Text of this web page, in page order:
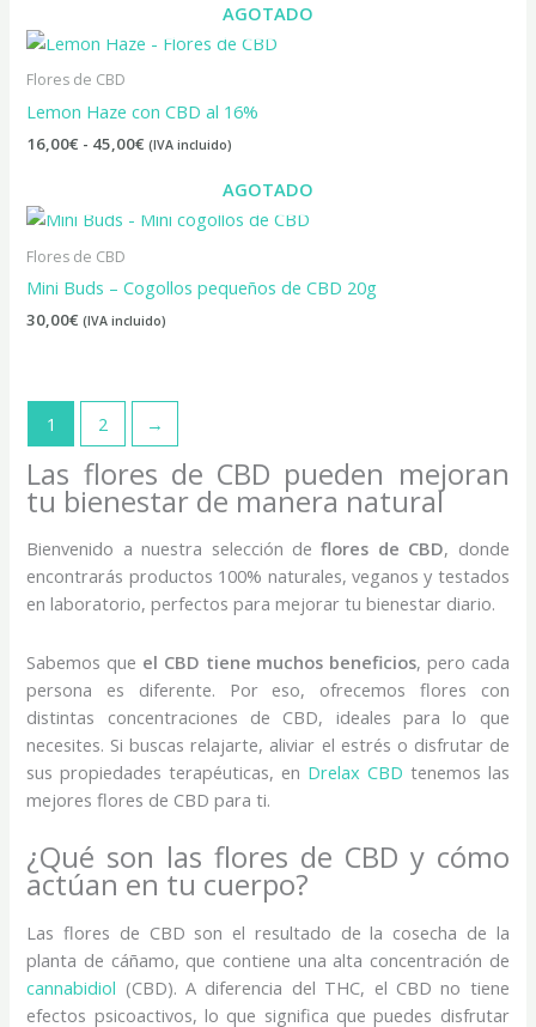
AGOTADO
Flores de CBD
Lemon Haze con CBD al 16%
16,00€ - 45,00€
Rango
16,00€
hasta
(IVA incluido)
AGOTADO
Flores de CBD
Mini Buds – Cogollos pequeños de CBD 20g
30,00€ (IVA incluido)
1 2 →
Las flores de CBD pueden mejoran
tu bienestar de manera natural
Bienvenido a nuestra selección deflores de CBD, donde
encontrarás productos 100% naturales, veganos y testados
en laboratorio, perfectos para mejorar tu bienestar diario.
Sabemos que el CBD tiene muchos beneficios, pero cada
persona es diferente. Por eso, ofrecemos flores con
distintas concentraciones de CBD, ideales para lo que
necesites. Si buscas relajarte, aliviar el estrés o disfrutar de
sus propiedades terapéuticas, en Drelax CBD tenemos las
mejores flores de CBD para ti.
¿Qué son las flores de CBD y cómo
actúan en tu cuerpo?
Las flores de CBD son el resultado de la cosecha de la
planta de cáñamo, que contiene una alta concentración de
cannabidiol (CBD). A diferencia del THC, el CBD no tiene
efectos psicoactivos, lo que significa que puedes disfrutar